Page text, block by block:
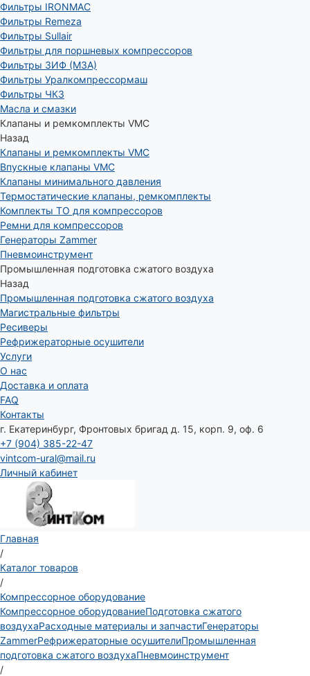
Фильтры IRONMAC
Фильтры Remeza
Фильтры Sullair
Фильтры для поршневых компрессоров
Фильтры ЗИФ (МЗА)
Фильтры Уралкомпрессормаш
Фильтры ЧКЗ
Масла и смазки
Клапаны и ремкомплекты VMC
Назад
Клапаны и ремкомплекты VMC
Впускные клапаны VMC
Клапаны минимального давления
Термостатические клапаны, ремкомплекты
Комплекты ТО для компрессоров
Ремни для компрессоров
Генераторы Zammer
Пневмоинструмент
Промышленная подготовка сжатого воздуха
Назад
Промышленная подготовка сжатого воздуха
Магистральные фильтры
Ресиверы
Рефрижераторные осушители
Услуги
О нас
Доставка и оплата
FAQ
Контакты
г. Екатеринбург, Фронтовых бригад д. 15, корп. 9, оф. 6
+7 (904) 385-22-47
vintcom-ural@mail.ru
Личный кабинет
Главная
/
Каталог товаров
/
Компрессорное оборудование
Компрессорное оборудованиеПодготовка сжатого
воздухаРасходные материалы и запчастиГенераторы
ZammerРефрижераторные осушителиПромышленная
подготовка сжатого воздухаПневмоинструмент
/